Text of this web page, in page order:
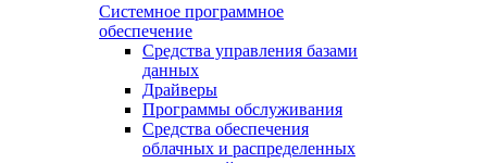
Системное программное
обеспечение
Средства управления базами
данных
Драйверы
Программы обслуживания
Средства обеспечения
облачных и распределенных